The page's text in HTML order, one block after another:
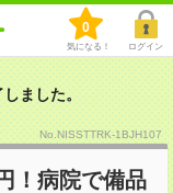
0
気になる！ ログイン
ました。
No.NISSTTRK-1BJH107
！病院で備品